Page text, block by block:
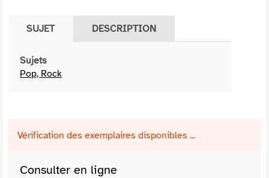
SUJET DESCRIPTION
Sujets
Pop, Rock
Vérification des exemplaires disponibles ...
Consulter en ligne